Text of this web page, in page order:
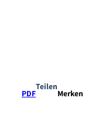
PDF
Teilen
Merken